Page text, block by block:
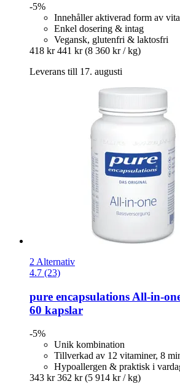
-5%
Innehåller aktiverad form av
Enkel dosering & intag
Vegansk, glutenfri & laktosfri
418 kr 441 kr (8 360 kr / kg)
Leverans till 17. augusti
2 Alternativ
4.7 (23)
pure encapsulations All-​in-​
60 kapslar
-5%
Unik kombination
Tillverkad av 12 vitaminer, 8
Hypoallergen & praktisk i
343 kr 362 kr (5 914 kr / kg)